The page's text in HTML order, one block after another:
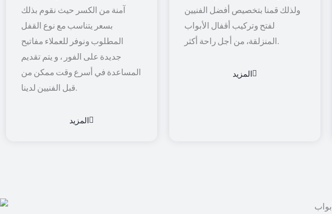
آمنة من الكسر حيث نقوم بذلك
بسعر يتناسب مع نوع القفل
المطلوب ونوفر للعملاء مفاتيح
جديدة على الفور ، و يتم تقديم
المساعدة في أسرع وقت ممكن من
قبل الفنيين لدينا.
المزيد
ولذلك قمنا بتخصيص أفضل الفنيين
لفتح وتركيب أقفال الأبواب
المنزلقة، من أجل راحة أكثر.
المزيد